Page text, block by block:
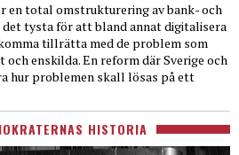
en total omstrukturering av bank- och
tysta för att bland annat digitalisera
tillrätta med de problem som
och enskilda. En reform där Sverige och
hur problemen skall lösas på ett
HISTORIA